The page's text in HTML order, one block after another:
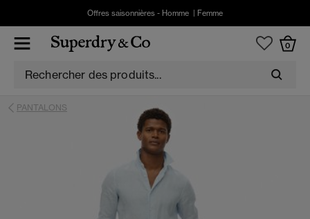
Offres saisonnières - Homme Femme
0
PANTALONS